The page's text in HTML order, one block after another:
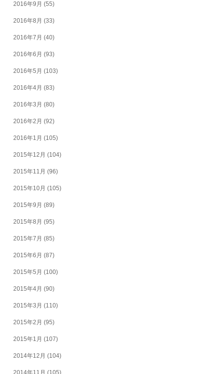
2016年9月 (55)
2016年8月 (33)
2016年7月 (40)
2016年6月 (93)
2016年5月 (103)
2016年4月 (83)
2016年3月 (80)
2016年2月 (92)
2016年1月 (105)
2015年12月 (104)
2015年11月 (96)
2015年10月 (105)
2015年9月 (89)
2015年8月 (95)
2015年7月 (85)
2015年6月 (87)
2015年5月 (100)
2015年4月 (90)
2015年3月 (110)
2015年2月 (95)
2015年1月 (107)
2014年12月 (104)